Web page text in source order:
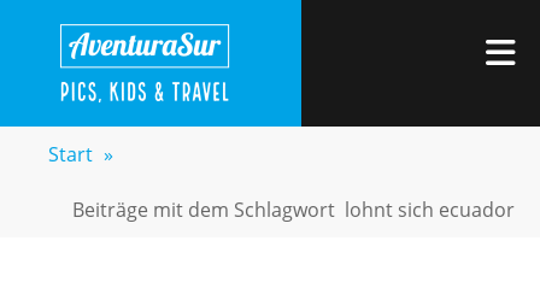
springen
AVENTURASUR
Start »
Beiträge mit dem Schlagwort lohnt sich ecuador